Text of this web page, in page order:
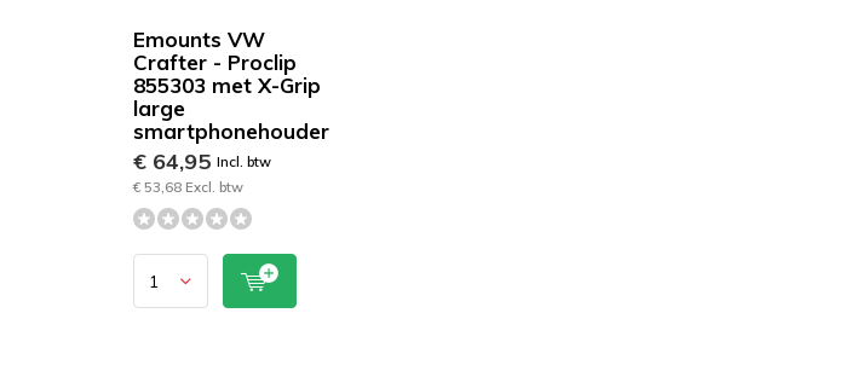
Emounts VW
Crafter - Proclip
855303 met X-Grip
large
smartphonehouder
€ 64,95 Incl. btw
€ 53,68 Excl. btw